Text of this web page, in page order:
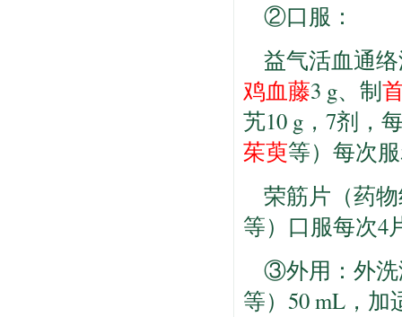
②口服：
益气活血通
鸡血藤3 g、制
艽10 g，7剂，
茱萸等）每次
荣筋片（药
等）口服每次4
③外用：外洗
等）50 mL，